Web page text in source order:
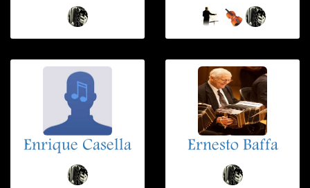
Enrique Casella Ernesto Baffa